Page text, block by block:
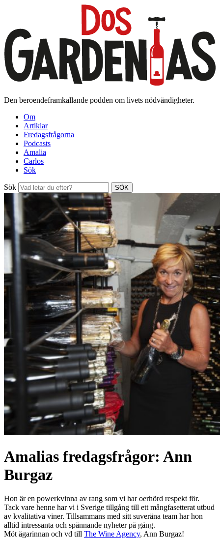
Den beroendeframkallande podden om livets nödvändigheter.
Om
Artiklar
Fredagsfrågorna
Podcasts
Amalia
Carlos
Sök
Sök SÖK
Amalias fredagsfrågor: Ann
Burgaz
Hon är en powerkvinna av rang som vi har oerhörd respekt för.
Tack vare henne har vi i Sverige tillgång till ett mångfasetterat utbud
av kvalitativa viner. Tillsammans med sitt suveräna team har hon
alltid intressanta och spännande nyheter på gång.
Möt ägarinnan och vd till The Wine Agency, Ann Burgaz!